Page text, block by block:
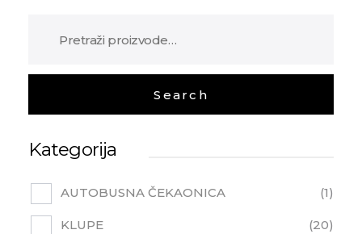
Kategorija
AUTOBUSNA ČEKAONICA 1
KLUPE 20